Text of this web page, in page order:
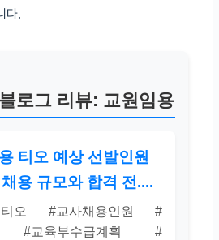
다.
로그 리뷰: 교원임용
티오 예상 선발인원
용 규모와 합격 전....
티오 #교사채용인원 #
#교육부수급계획 #